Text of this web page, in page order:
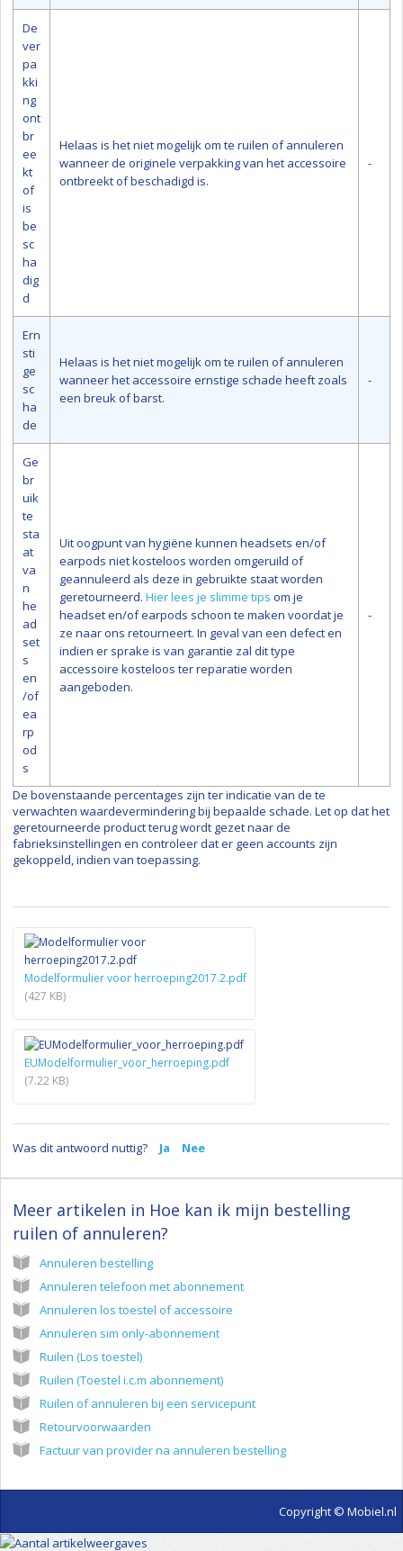
De
ver
pa
kki
ng
ont
br
ee
kt
of
is
be
sc
ha
dig
d
Helaas is het niet mogelijk om te ruilen of annuleren
wanneer de originele verpakking van het accessoire
ontbreekt of beschadigd is.
-
Ern
sti
ge
sc
ha
de
Helaas is het niet mogelijk om te ruilen of annuleren
wanneer het accessoire ernstige schade heeft zoals
een breuk of barst.
-
Ge
br
uik
te
sta
at
va
n
he
ad
set
s
en
/of
ea
rp
od
s
Uit oogpunt van hygiëne kunnen headsets en/of
earpods niet kosteloos worden omgeruild of
geannuleerd als deze in gebruikte staat worden
geretourneerd. Hier lees je slimme tips om je
headset en/of earpods schoon te maken voordat je
ze naar ons retourneert. In geval van een defect en
indien er sprake is van garantie zal dit type
accessoire kosteloos ter reparatie worden
aangeboden.
-
De bovenstaande percentages zijn ter indicatie van de te
verwachten waardevermindering bij bepaalde schade. Let op dat het
geretourneerde product terug wordt gezet naar de
fabrieksinstellingen en controleer dat er geen accounts zijn
gekoppeld, indien van toepassing.
Modelformulier voor herroeping2017.2.pdf
(427 KB)
EUModelformulier_voor_herroeping.pdf
(7.22 KB)
Was dit antwoord nuttig? Ja Nee
Meer artikelen in Hoe kan ik mijn bestelling
ruilen of annuleren?
Annuleren bestelling
Annuleren telefoon met abonnement
Annuleren los toestel of accessoire
Annuleren sim only-abonnement
Ruilen (Los toestel)
Ruilen (Toestel i.c.m abonnement)
Ruilen of annuleren bij een servicepunt
Retourvoorwaarden
Factuur van provider na annuleren bestelling
Copyright © Mobiel.nl